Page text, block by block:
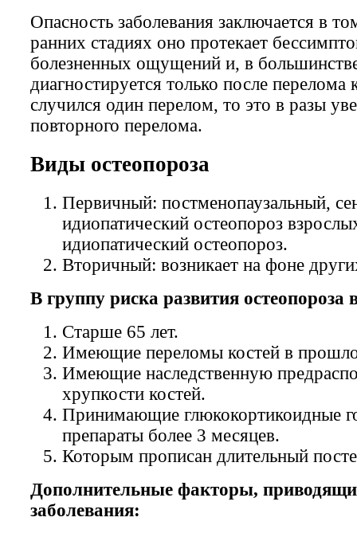
Опасность заболевания заключается в
ранних стадиях оно протекает
болезненных ощущений и, в
диагностируется только после перелома
случился один перелом, то это в разы
повторного перелома.
Виды остеопороза
Первичный: постменопаузальный,
идиопатический остеопороз
идиопатический остеопороз.
Вторичный: возникает на фоне
В группу риска развития остеопороза
Старше 65 лет.
Имеющие переломы костей в
Имеющие наследственную
хрупкости костей.
Принимающие глюкокортикоидные
препараты более 3 месяцев.
Которым прописан длительный
Дополнительные факторы,
заболевания: